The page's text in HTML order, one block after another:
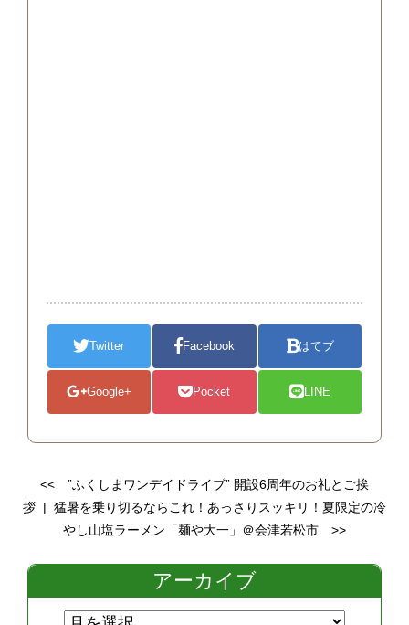
アーカイブ
Twitter Facebook はてブ
Google+ Pocket LINE
<< ”ふくしまワンデイドライブ” 開設6周年のお礼とご挨
拶 | 猛暑を乗り切るならこれ！あっさりスッキリ！夏限定の冷
やし山塩ラーメン「麺や大一」＠会津若松市 >>